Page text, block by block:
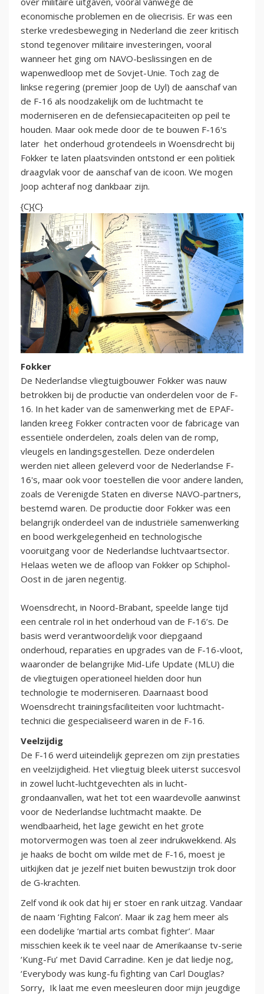
economische problemen en de oliecrisis. Er was een
sterke vredesbeweging in Nederland die zeer kritisch
stond tegenover militaire investeringen, vooral
wanneer het ging om NAVO-beslissingen en de
wapenwedloop met de Sovjet-Unie. Toch zag de
linkse regering (premier Joop de Uyl) de aanschaf van
de F-16 als noodzakelijk om de luchtmacht te
moderniseren en de defensiecapaciteiten op peil te
houden. Maar ook mede door de te bouwen F-16's
later het onderhoud grotendeels in Woensdrecht bij
Fokker te laten plaatsvinden ontstond er een politiek
draagvlak voor de aanschaf van de icoon. We mogen
Joop achteraf nog dankbaar zijn.
{C}{C}
Fokker
De Nederlandse vliegtuigbouwer Fokker was nauw
betrokken bij de productie van onderdelen voor de F-
16. In het kader van de samenwerking met de EPAF-
landen kreeg Fokker contracten voor de fabricage van
essentiële onderdelen, zoals delen van de romp,
vleugels en landingsgestellen. Deze onderdelen
werden niet alleen geleverd voor de Nederlandse F-
16's, maar ook voor toestellen die voor andere landen,
zoals de Verenigde Staten en diverse NAVO-partners,
bestemd waren. De productie door Fokker was een
belangrijk onderdeel van de industriële samenwerking
en bood werkgelegenheid en technologische
vooruitgang voor de Nederlandse luchtvaartsector.
Helaas weten we de afloop van Fokker op Schiphol-
Oost in de jaren negentig.
Woensdrecht, in Noord-Brabant, speelde lange tijd
een centrale rol in het onderhoud van de F-16’s. De
basis werd verantwoordelijk voor diepgaand
onderhoud, reparaties en upgrades van de F-16-vloot,
waaronder de belangrijke Mid-Life Update (MLU) die
de vliegtuigen operationeel hielden door hun
technologie te moderniseren. Daarnaast bood
Woensdrecht trainingsfaciliteiten voor luchtmacht-
technici die gespecialiseerd waren in de F-16.
Veelzijdig
De F-16 werd uiteindelijk geprezen om zijn prestaties
en veelzijdigheid. Het vliegtuig bleek uiterst succesvol
in zowel lucht-luchtgevechten als in lucht-
grondaanvallen, wat het tot een waardevolle aanwinst
voor de Nederlandse luchtmacht maakte. De
wendbaarheid, het lage gewicht en het grote
motorvermogen was toen al zeer indrukwekkend. Als
je haaks de bocht om wilde met de F-16, moest je
uitkijken dat je jezelf niet buiten bewustzijn trok door
de G-krachten.
Zelf vond ik ook dat hij er stoer en rank uitzag. Vandaar
de naam ‘Fighting Falcon’. Maar ik zag hem meer als
een dodelijke ‘martial arts combat fighter’. Maar
misschien keek ik te veel naar de Amerikaanse tv-serie
‘Kung-Fu’ met David Carradine. Ken je dat liedje nog,
‘Everybody was kung-fu fighting van Carl Douglas?
Sorry, Ik laat me even meesleuren door mijn jeugdige